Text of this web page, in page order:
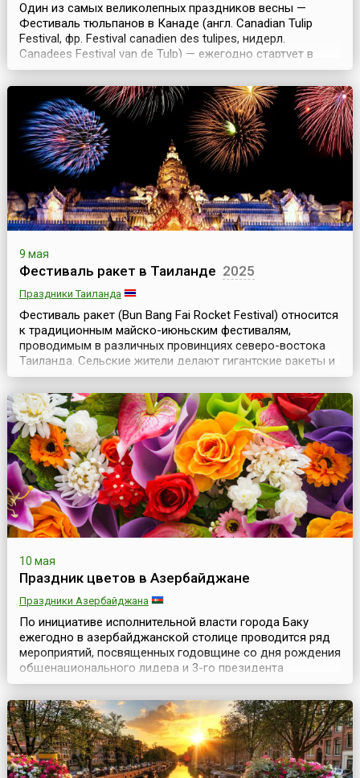
Один из самых великолепных праздников весны —
Фестиваль тюльпанов в Канаде (англ. Canadian Tulip
Festival, фр. Festival canadien des tulipes, нидерл.
Canadees Festival van de Tulp) — ежегодно стартует в
Оттаве в первой половине мая и длится около двух
недель. Ежегодно в мае канадская столица утопает в
разноцветном море тюльпанов, которые по давней
традиции посылают в дар Канаде благодарные гол...
9 мая
Фестиваль ракет в Таиланде 2025
Праздники Таиланда
Фестиваль ракет (Bun Bang Fai Rocket Festival) относится
к традиционным майско-июньским фестивалям,
проводимым в различных провинциях северо-востока
Таиланда. Сельские жители делают гигантские ракеты и
запускают их в небо, чтобы «обеспечить» обильными
осадками плантации риса.Фестиваль ракет — это период
«выпуска пара» перед началом тяжелых полевых работ,
поэтому во время фестивалей проводятся ...
10 мая
Праздник цветов в Азербайджане
Праздники Азербайджана
По инициативе исполнительной власти города Баку
ежегодно в азербайджанской столице проводится ряд
мероприятий, посвященных годовщине со дня рождения
общенационального лидера и 3-го президента
Азербайджана Гейдара Алиева (10 мая 1923 — 12
декабря 2003).Одним из основных и самых ярких
событий называют Праздник цветов (азерб. Gül
bayramı), который стал проводиться ежегодно с 2000
года, еще при жи...